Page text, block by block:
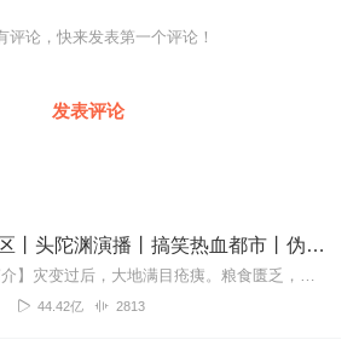
评论，快来发表第一个评论！
发表评论
第九特区丨头陀渊演播丨搞笑热血都市丨伪戒丨VIP免费多人有声剧
【内容简介】灾变过后，大地满目疮痍。粮食匮乏，资源紧俏，局势混乱……一位从待规划区杀出来的青年，背对着漫天黄沙，孤身来到九区谋生，却不曾想偶然结识三五好友，一念...
44.42亿 2813